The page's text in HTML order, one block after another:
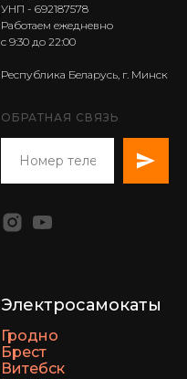
УНП - 692187578
Работаем ежедневно
с 9:30 до 22:00
Республика Беларусь, г. Минск
ОБРАТНАЯ СВЯЗЬ
Электросамокаты
Гродно
Брест
Витебск